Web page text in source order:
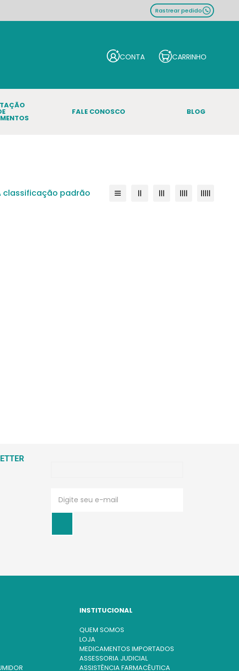
Rastrear pedido
FALE CONOSCO BLOG
classificação padrão
INSTITUCIONAL
QUEM SOMOS
LOJA
MEDICAMENTOS IMPORTADOS
ASSESSORIA JUDICIAL
ASSISTÊNCIA FARMACÊUTICA